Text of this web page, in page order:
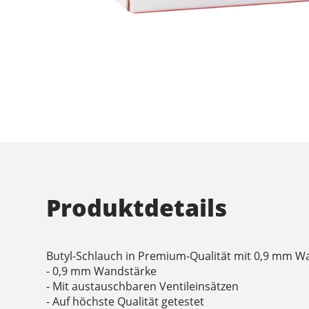
Produktdetails
Butyl-Schlauch in Premium-Qualität mit 0,9 mm
- 0,9 mm Wandstärke
- Mit austauschbaren Ventileinsätzen
- Auf höchste Qualität getestet